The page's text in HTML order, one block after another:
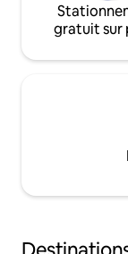
gratuit sur